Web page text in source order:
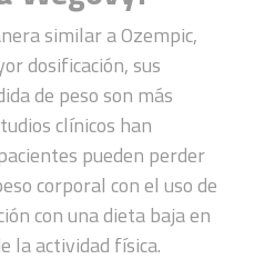
similar a Ozempic,
dosificación, sus
de peso son más
clínicos han
pueden perder
corporal con el uso de
con una dieta baja en
la actividad física.